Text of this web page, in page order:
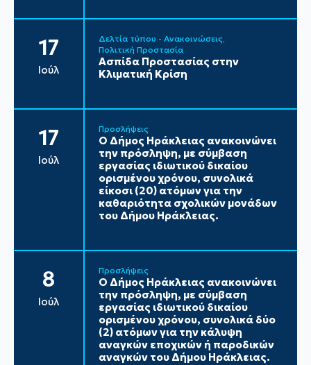
17
Ιούλ
Δελτία τύπου - Ανακοινώσεις
Πολιτική Προστασία
Ασπίδα Προστασίας στην
Κλιματική Κρίση
17
Ιούλ
Προσλήψεις
Ο Δήμος Ηράκλειας ανακοινώνει
την πρόσληψη, με σύμβαση
εργασίας ιδιωτικού δικαίου
ορισμένου χρόνου, συνολικά
είκοσι (20) ατόμων για την
καθαριότητα σχολικών μονάδων
του Δήμου Ηράκλειας.
8
Ιούλ
Προσλήψεις
Ο Δήμος Ηράκλειας ανακοινώνει
την πρόσληψη, με σύμβαση
εργασίας ιδιωτικού δικαίου
ορισμένου χρόνου, συνολικά δύο
(2) ατόμων για την κάλυψη
αναγκών εποχικών ή παροδικών
αναγκών του Δήμου Ηράκλειας.